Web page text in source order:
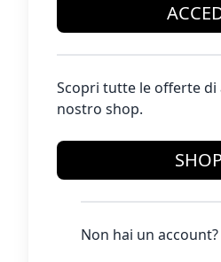
Scopri tutte le offerte
nostro shop.
SHOP
Non hai un account?